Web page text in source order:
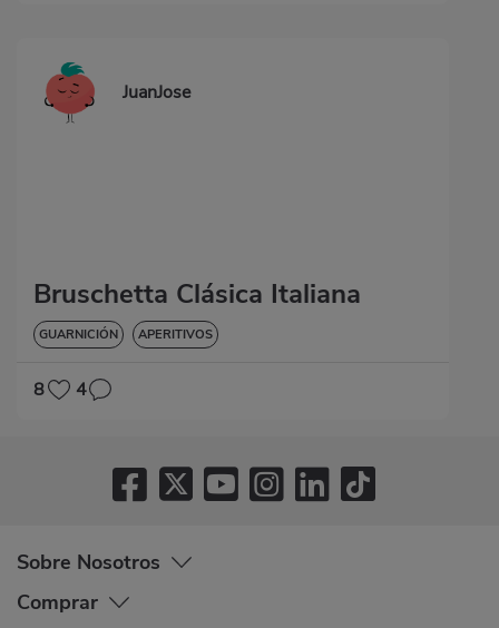
JuanJose
Bruschetta Clásica Italiana
GUARNICIÓN APERITIVOS
8 4
Sobre Nosotros
Comprar